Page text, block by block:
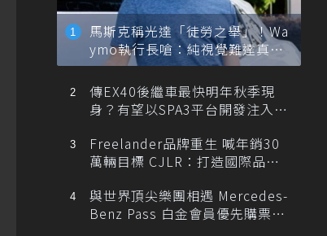
馬斯克稱光達「徒勞之舉」！Wa
ymo執行長嗆：純視覺難達真正
自動駕駛
傳EX40後繼車最快明年秋季現
身？有望以SPA3平台開發注入80
Freelander品牌重生 喊年銷30
萬輛目標 CJLR：打造國際品牌
與世界頂尖樂團相遇 Mercedes-
Benz Pass 白金會員優先購票維